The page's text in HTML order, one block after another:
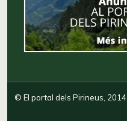
© El portal dels Pirineus, 2014